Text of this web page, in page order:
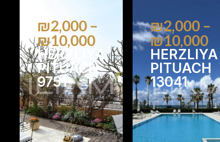
₪2,000 –
₪10,000
HERZLIYA
PITUACH
9751
2 2
₪2,000 –
₪10,000
HERZLIYA
PITUACH
13041
2 2